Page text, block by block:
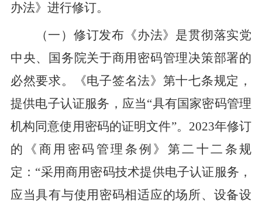
办法》进行修订。
（一）修订发布《办法》是贯彻落实党
中央、国务院关于商用密码管理决策部署的
必然要求。
《电子签名法》 第十七条规定，
提供电子认证服务，应当“具有国家密码管理
机构同意使用密码的证明文件”。 2023年修订
的《商用密码管理条例》第二十二条规
定：“采用商用密码技术提供电子认证服务，
应当具有与使用密码相适应的场所、设备设